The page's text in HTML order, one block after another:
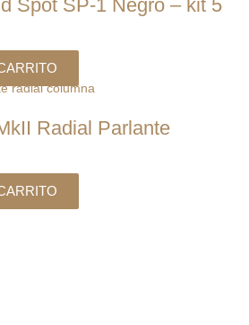
Spot SP-1 Negro – kit 5
Radial Parlante